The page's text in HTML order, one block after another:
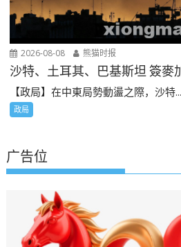
2026-08-08 熊猫时报
沙特、土耳其、巴基斯坦 簽麥
【政局】在中東局勢動盪之際，沙特...
政局
广告位